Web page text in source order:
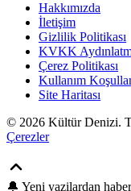
Hakkımızda
İletişim
Gizlilik Politikası
KVKK
Çerez Politikası
Kullanım
Site Haritası
© 2026 Kültür Denizi.
Çerezler
🔔 Yeni yazilardan